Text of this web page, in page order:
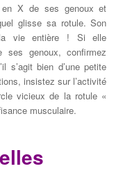
en X de ses genoux et
glisse sa rotule. Son
vie entière ! Si elle
genoux, confirmez
s’agit bien d’une petite
insistez sur l’activité
vicieux de la rotule «
musculaire.